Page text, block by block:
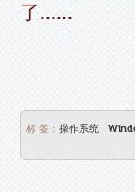
了......
标 签：操作系统